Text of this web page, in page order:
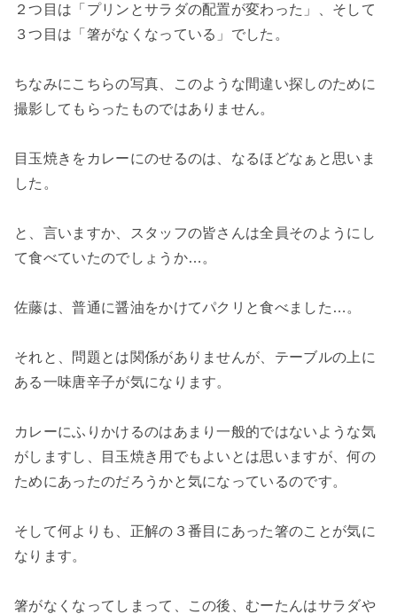
２つ目は「プリンとサラダの配置が変わった」、そして
３つ目は「箸がなくなっている」でした。
ちなみにこちらの写真、このような間違い探しのために
撮影してもらったものではありません。
目玉焼きをカレーにのせるのは、なるほどなぁと思いま
した。
と、言いますか、スタッフの皆さんは全員そのようにし
て食べていたのでしょうか…。
佐藤は、普通に醤油をかけてパクリと食べました…。
それと、問題とは関係がありませんが、テーブルの上に
ある一味唐辛子が気になります。
カレーにふりかけるのはあまり一般的ではないような気
がしますし、目玉焼き用でもよいとは思いますが、何の
ためにあったのだろうかと気になっているのです。
そして何よりも、正解の３番目にあった箸のことが気に
なります。
箸がなくなってしまって、この後、むーたんはサラダや